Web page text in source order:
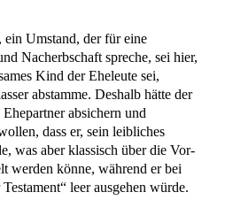
Umstand, der für eine
Nacherbschaft spreche, sei hier,
Kind der Eheleute sei,
abstamme. Deshalb hätte der
absichern und
dass er, sein leibliches
was aber klassisch über die Vor-
werden könne, während er bei
leer ausgehen würde.